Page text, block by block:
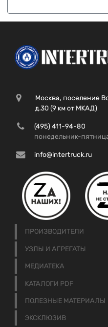
Москва, поселение
д.30 (9 км от МКАД)
(495) 411-94-80
понедельник-
info@intertruck.ru
ПРОИЗВОДИТЕЛИ
УЗЛЫ И АГРЕГАТЫ
МЕДИАТЕКА
КАТАЛОГИ PDF
ПОЛЕЗНЫЕ МАТЕРИАЛЫ
ЭКСКЛЮЗИВ